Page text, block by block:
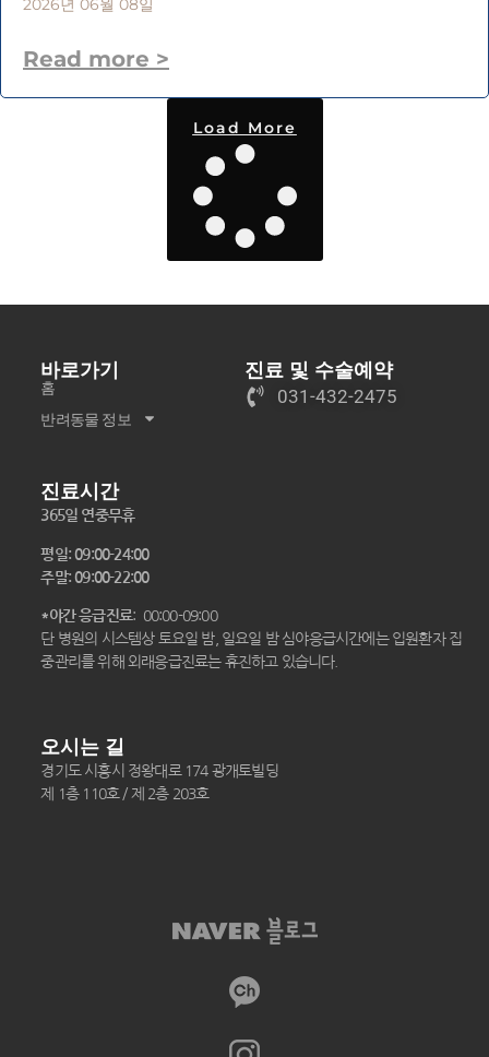
2026년 06월 08일
Read more >
Load More
바로가기
홈
반려동물 정보
진료 및 수술예약
031-432-2475
진료시간
365일 연중무휴
평일: 09:00-24:00
주말: 09:00-22:00
*야간 응급진료: 00:00-09:00
단 병원의 시스템상 토요일 밤, 일요일 밤 심야응급시간에는 입원환자 집
중관리를 위해 외래응급진료는 휴진하고 있습니다.
오시는 길
경기도 시흥시 정왕대로 174 광개토빌딩
제 1층 110호 / 제 2층 203호